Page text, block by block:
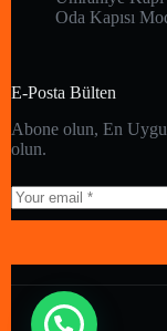
Oda Kapısı
E-Posta Bülten
Abone olun, En
olun.